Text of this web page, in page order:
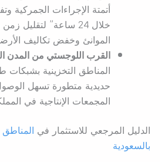
أتمتة الإجراءات الجمركية
خلال 24 ساعة” لتقليل
الموانئ وخفض تكاليف
القرب اللوجستي من المدن
المناطق التخزينية
حديدية متطورة تسهل
المجمعات الإنتاجية في
الدليل المرجعي للاستثمار في المناطق
بالسعودية